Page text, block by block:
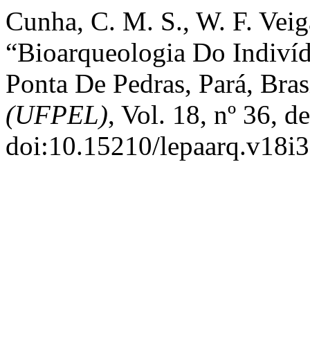
Cunha, C. M. S., W. F.
“Bioarqueologia Do
Ponta De Pedras, Pará,
(UFPEL), Vol. 18, nº 36,
doi:10.15210/